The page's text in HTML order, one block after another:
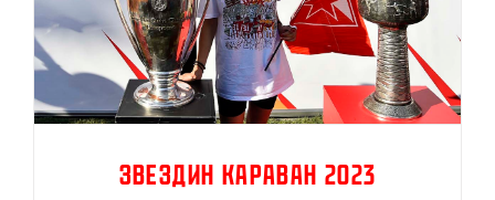
Звездин караван 2023